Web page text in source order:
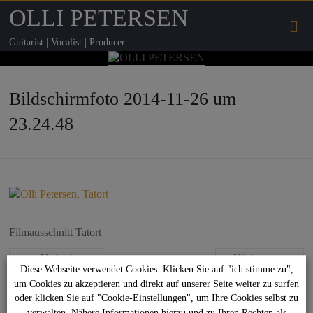
OLLI PETERSEN
Guitarist | Vocalist | Producer
Bildschirmfoto 2014-11-26 um
23.24.48
Filmausschnitt Tatort
← Vorheriges Nächstes →
Suchen
Diese Webseite verwendet Cookies. Klicken Sie auf "ich stimme zu",
um Cookies zu akzeptieren und direkt auf unserer Seite weiter zu surfen
oder klicken Sie auf "Cookie-Einstellungen", um Ihre Cookies selbst zu